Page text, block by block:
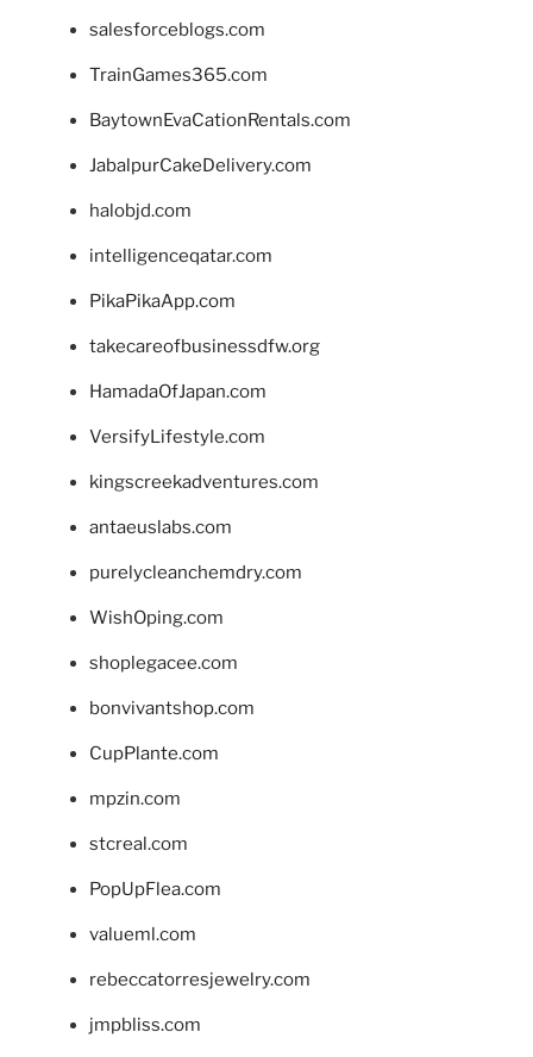
salesforceblogs.com
TrainGames365.com
BaytownEvaCationRentals.com
JabalpurCakeDelivery.com
halobjd.com
intelligenceqatar.com
PikaPikaApp.com
takecareofbusinessdfw.org
HamadaOfJapan.com
VersifyLifestyle.com
kingscreekadventures.com
antaeuslabs.com
purelycleanchemdry.com
WishOping.com
shoplegacee.com
bonvivantshop.com
CupPlante.com
mpzin.com
stcreal.com
PopUpFlea.com
valueml.com
rebeccatorresjewelry.com
jmpbliss.com